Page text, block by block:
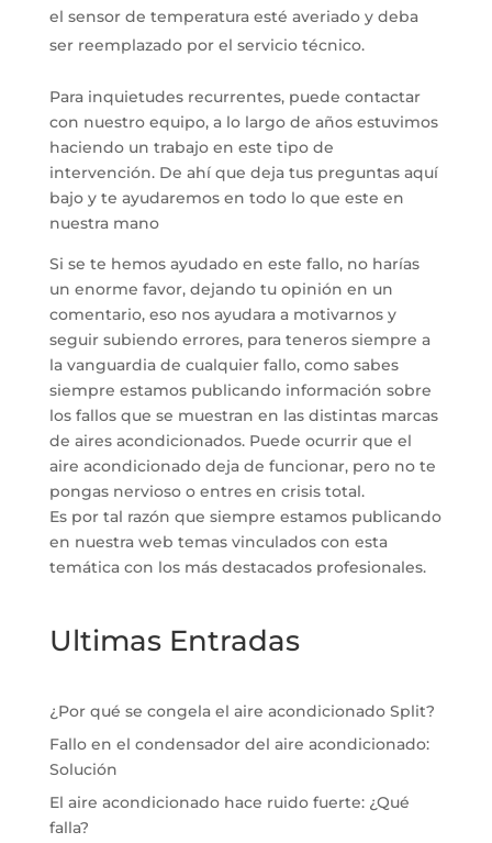
el sensor de temperatura esté averiado y deba
ser reemplazado por el servicio técnico.
Para inquietudes recurrentes, puede contactar
con nuestro equipo, a lo largo de años estuvimos
haciendo un trabajo en este tipo de
intervención. De ahí que deja tus preguntas aquí
bajo y te ayudaremos en todo lo que este en
nuestra mano
Si se te hemos ayudado en este fallo, no harías
un enorme favor, dejando tu opinión en un
comentario, eso nos ayudara a motivarnos y
seguir subiendo errores, para teneros siempre a
la vanguardia de cualquier fallo, como sabes
siempre estamos publicando información sobre
los fallos que se muestran en las distintas marcas
de aires acondicionados. Puede ocurrir que el
aire acondicionado deja de funcionar, pero no te
pongas nervioso o entres en crisis total.
Es por tal razón que siempre estamos publicando
en nuestra web temas vinculados con esta
temática con los más destacados profesionales.
Ultimas Entradas
¿Por qué se congela el aire acondicionado Split?
Fallo en el condensador del aire acondicionado:
Solución
El aire acondicionado hace ruido fuerte: ¿Qué
falla?